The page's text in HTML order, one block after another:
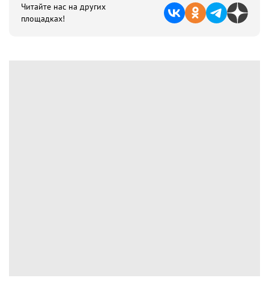
Читайте нас на других
площадках!